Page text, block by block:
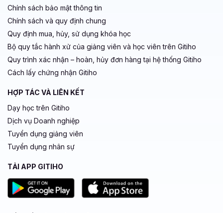
Chính sách bảo mật thông tin
Chính sách và quy định chung
Quy định mua, hủy, sử dụng khóa học
Bộ quy tắc hành xử của giảng viên và học viên trên Gitiho
Quy trình xác nhận – hoàn, hủy đơn hàng tại hệ thống Gitiho
Cách lấy chứng nhận Gitiho
HỢP TÁC VÀ LIÊN KẾT
Dạy học trên Gitiho
Dịch vụ Doanh nghiệp
Tuyển dụng giảng viên
Tuyển dụng nhân sự
TẢI APP GITIHO